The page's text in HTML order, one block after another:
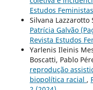
Estudos
Silvana Lazzarotto
Patrícia Galvão
Revista Estudos
Yarlenis Ileinis
Boscatti, Pablo
reprodução
biopolítica racial ,